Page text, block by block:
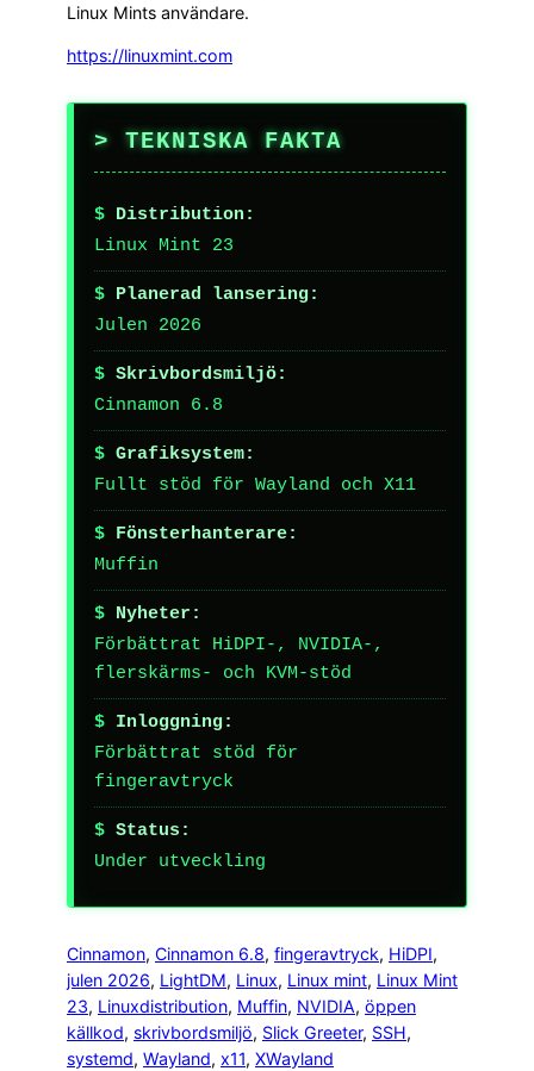
Linux Mints användare.
https://linuxmint.com
TEKNISKA FAKTA
Distribution:
Linux Mint 23
Planerad lansering:
Julen 2026
Skrivbordsmiljö:
Cinnamon 6.8
Grafiksystem:
Fullt stöd för Wayland och X11
Fönsterhanterare:
Muffin
Nyheter:
Förbättrat HiDPI-, NVIDIA-,
flerskärms- och KVM-stöd
Inloggning:
Förbättrat stöd för
fingeravtryck
Status:
Under utveckling
Cinnamon, Cinnamon 6.8, fingeravtryck, HiDPI
julen 2026, LightDM, Linux, Linux mint, Linux Mint
23, Linuxdistribution, Muffin, NVIDIA, öppen
källkod, skrivbordsmiljö, Slick Greeter, SSH
systemd, Wayland, x11, XWayland